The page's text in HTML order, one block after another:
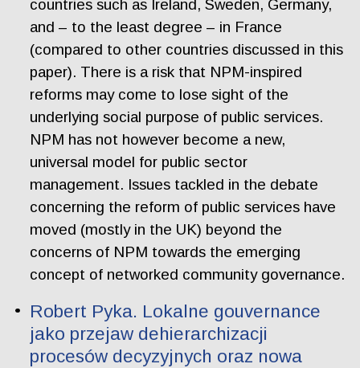
countries such as Ireland, Sweden, Germany,
and – to the least degree – in France
(compared to other countries discussed in this
paper). There is a risk that NPM-inspired
reforms may come to lose sight of the
underlying social purpose of public services.
NPM has not however become a new,
universal model for public sector
management. Issues tackled in the debate
concerning the reform of public services have
moved (mostly in the UK) beyond the
concerns of NPM towards the emerging
concept of networked community governance.
Robert Pyka. Lokalne gouvernance
jako przejaw dehierarchizacji
procesów decyzyjnych oraz nowa